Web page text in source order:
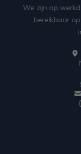
We zijn op
bereikbaar